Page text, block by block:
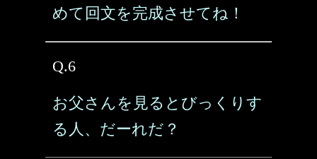
めて回文を完成させてね！
Q.6
お父さんを見るとびっくりす
る人、だーれだ？